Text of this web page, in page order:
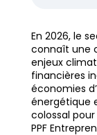
En 2026, le
connaît une
enjeux
financières
économies
énergétique
colossal
PPF